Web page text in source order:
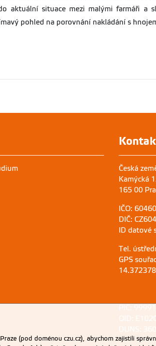
aktuální situace mezi malými farmáři a
pohled na porovnání nakládání s
Česká
Kamýcká
165 00
IČO:
DIČ:
ID datové
Tel.
GPS
PIC:
OID:
DUNS:
(pod doménou czu.cz), abychom zajistili